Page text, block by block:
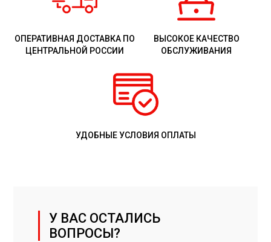
ОПЕРАТИВНАЯ ДОСТАВКА ПО
ЦЕНТРАЛЬНОЙ РОССИИ
ВЫСОКОЕ КАЧЕСТВО
ОБСЛУЖИВАНИЯ
УДОБНЫЕ УСЛОВИЯ ОПЛАТЫ
У ВАС ОСТАЛИСЬ
ВОПРОСЫ?